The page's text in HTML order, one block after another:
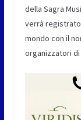
della Sagra
verrà
mondo con il
organizzatori